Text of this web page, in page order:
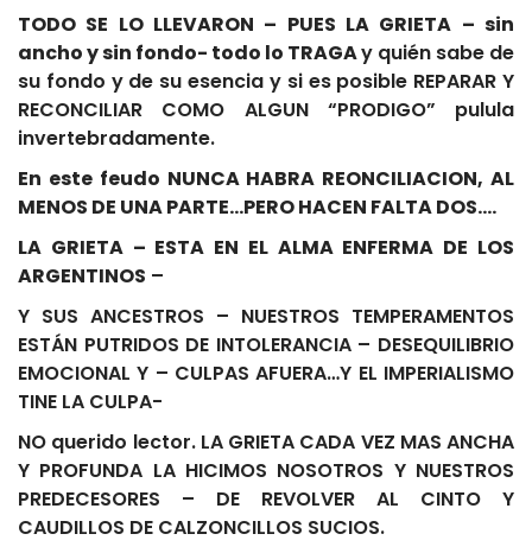
TODO SE LO LLEVARON – PUES LA GRIETA – sin
ancho y sin fondo- todo lo TRAGAy quién sabe de
su fondo y de su esencia y si es posible REPARAR Y
RECONCILIAR COMO ALGUN “PRODIGO” pulula
invertebradamente.
En este feudo NUNCA HABRA REONCILIACION, AL
MENOS DE UNA PARTE…PERO HACEN FALTA DOS….
LA GRIETA – ESTA EN EL ALMA ENFERMA DE LOS
ARGENTINOS –
Y SUS ANCESTROS – NUESTROS TEMPERAMENTOS
ESTÁN PUTRIDOS DE INTOLERANCIA – DESEQUILIBRIO
EMOCIONAL Y – CULPAS AFUERA…Y EL IMPERIALISMO
TINE LA CULPA-
NO querido lector. LA GRIETA CADA VEZ MAS ANCHA
Y PROFUNDA LA HICIMOS NOSOTROS Y NUESTROS
PREDECESORES – DE REVOLVER AL CINTO Y
CAUDILLOS DE CALZONCILLOS SUCIOS.